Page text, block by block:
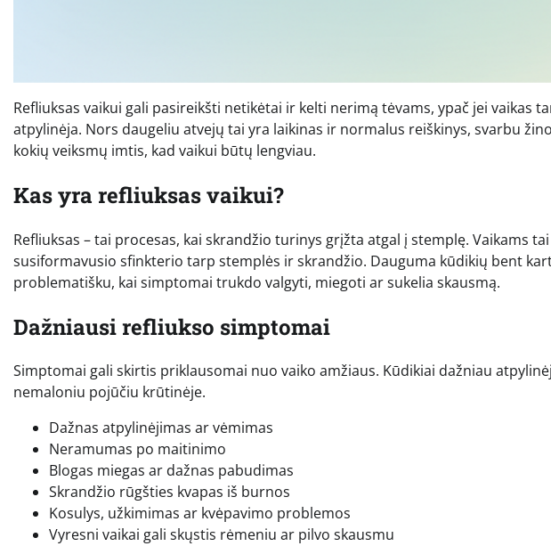
Refliuksas vaikui gali pasireikšti netikėtai ir kelti nerimą tėvams, ypač jei vaikas
atpylinėja. Nors daugeliu atvejų tai yra laikinas ir normalus reiškinys, svarbu
kokių veiksmų imtis, kad vaikui būtų lengviau.
Kas yra refliuksas vaikui?
Refliuksas – tai procesas, kai skrandžio turinys grįžta atgal į stemplę. Vaikams
susiformavusio sfinkterio tarp stemplės ir skrandžio. Dauguma kūdikių bent
problematišku, kai simptomai trukdo valgyti, miegoti ar sukelia skausmą.
Dažniausi refliukso simptomai
Simptomai gali skirtis priklausomai nuo vaiko amžiaus. Kūdikiai dažniau
nemaloniu pojūčiu krūtinėje.
Dažnas atpylinėjimas ar vėmimas
Neramumas po maitinimo
Blogas miegas ar dažnas pabudimas
Skrandžio rūgšties kvapas iš burnos
Kosulys, užkimimas ar kvėpavimo problemos
Vyresni vaikai gali skųstis rėmeniu ar pilvo skausmu